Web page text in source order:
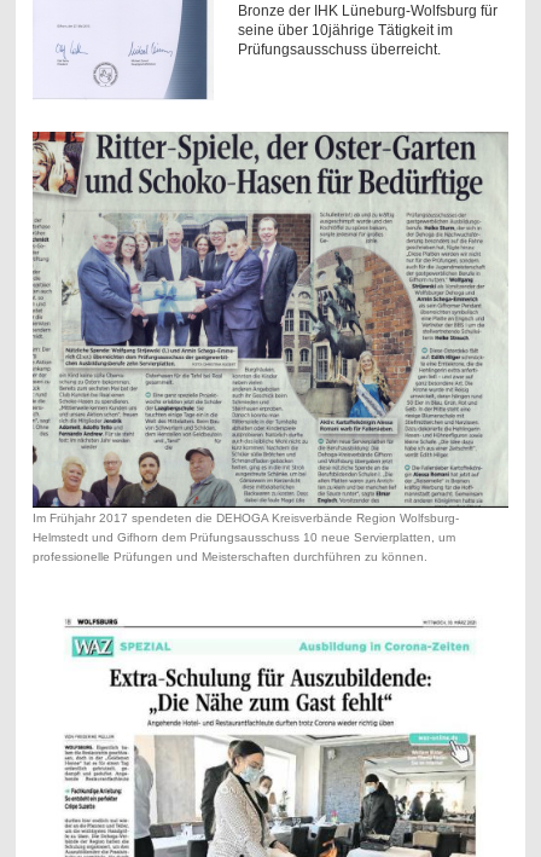
Bronze der IHK Lüneburg-Wolfsburg für
seine über 10jährige Tätigkeit im
Prüfungsausschuss überreicht.
Im Frühjahr 2017 spendeten die DEHOGA Kreisverbände Region Wolfsburg-
Helmstedt und Gifhorn dem Prüfungsausschuss 10 neue Servierplatten, um
professionelle Prüfungen und Meisterschaften durchführen zu können.